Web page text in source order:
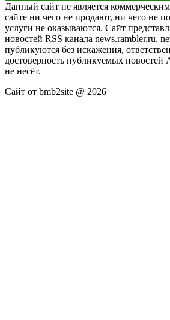
Данный сайт не является
сайте ни чего не продают, ни чего не
услуги не оказываются. Сайт
новостей RSS канала news.rambler.ru,
публикуются без искажения,
достоверность публикуемых новостей
не несёт.
Сайт от bmb2site @ 2026